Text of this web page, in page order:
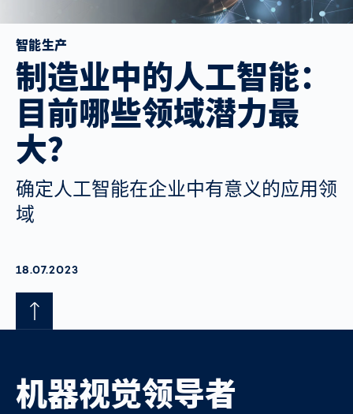
智能生产
制造业中的人工智能：
目前哪些领域潜力最
大？
确定人工智能在企业中有意义的应用领
域
AKTUALISIERT AM:
18.07.2023
机器视觉领导者